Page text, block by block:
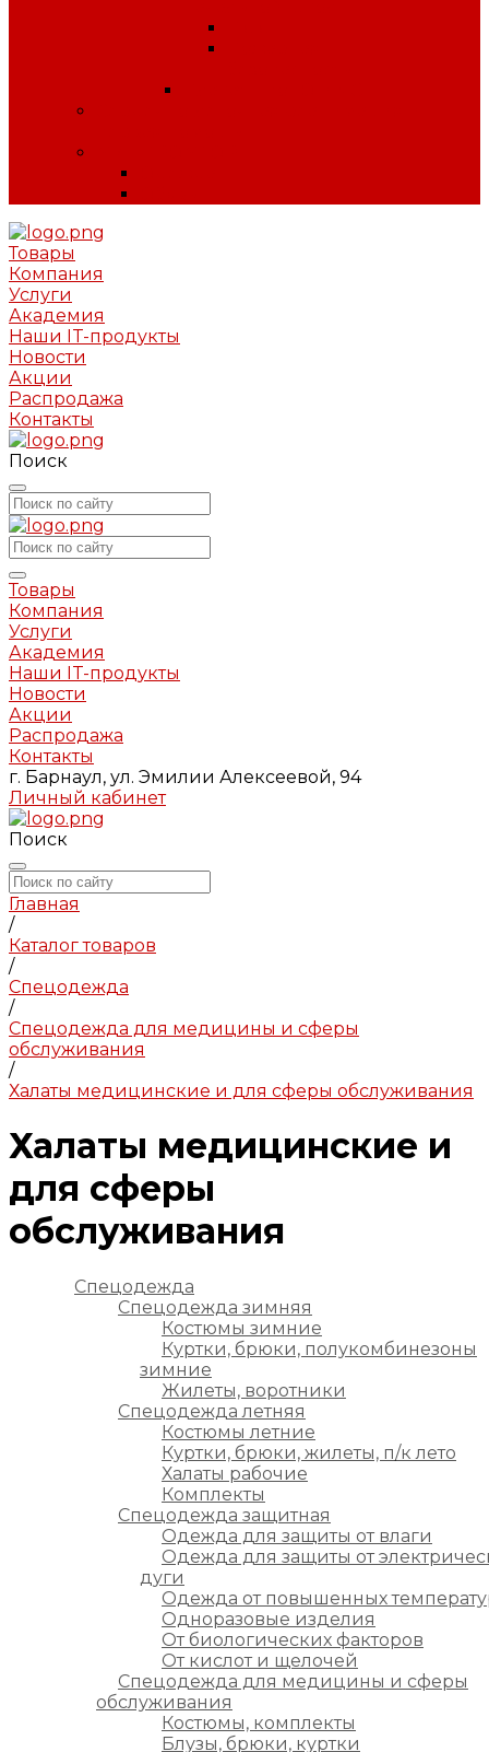
Товары
Компания
Услуги
Академия
Наши IT-продукты
Новости
Акции
Распродажа
Контакты
Поиск
Товары
Компания
Услуги
Академия
Наши IT-продукты
Новости
Акции
Распродажа
Контакты
г. Барнаул, ул. Эмилии Алексеевой, 94
Личный кабинет
Поиск
Главная
/
Каталог товаров
/
Спецодежда
/
Спецодежда для медицины и сферы
обслуживания
/
Халаты медицинские и для сферы обслуживания
Халаты медицинские и
для сферы
обслуживания
Спецодежда
Спецодежда зимняя
Костюмы зимние
Куртки, брюки, полукомбинезоны
зимние
Жилеты, воротники
Спецодежда летняя
Костюмы летние
Куртки, брюки, жилеты, п/к лето
Халаты рабочие
Комплекты
Спецодежда защитная
Одежда для защиты от влаги
Одежда для защиты от
дуги
Одежда от повышенных
Одноразовые изделия
От биологических факторов
От кислот и щелочей
Спецодежда для медицины и сферы
обслуживания
Костюмы, комплекты
Блузы, брюки, куртки